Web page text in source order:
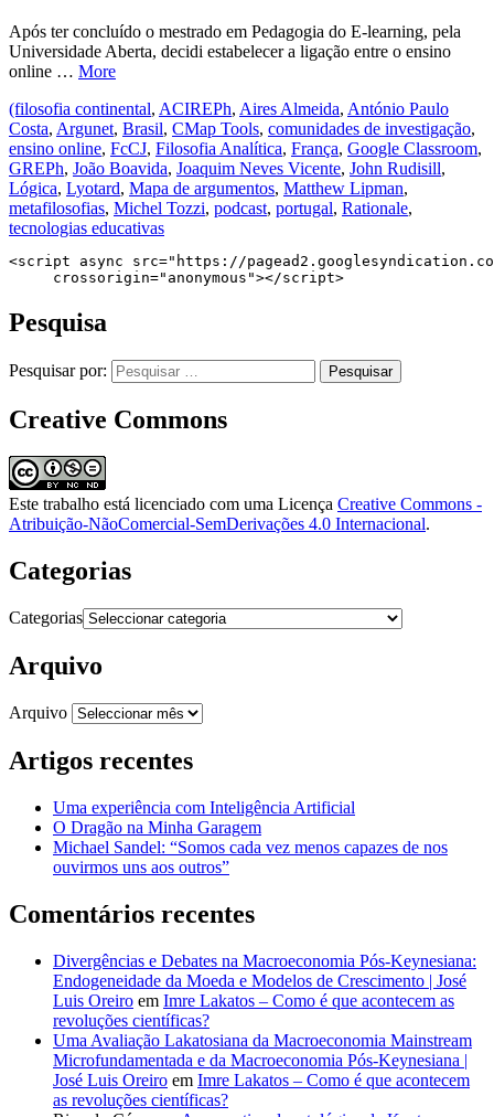
Após ter concluído o mestrado em Pedagogia do E-learning, pela
Universidade Aberta, decidi estabelecer a ligação entre o ensino
online … More
(filosofia continental, ACIREPh, Aires Almeida, António Paulo
Costa, Argunet, Brasil, CMap Tools, comunidades de investigação,
ensino online, FcCJ, Filosofia Analítica, França, Google Classroom,
GREPh, João Boavida, Joaquim Neves Vicente, John Rudisill,
Lógica, Lyotard, Mapa de argumentos, Matthew Lipman,
metafilosofias, Michel Tozzi, podcast, portugal, Rationale,
tecnologias educativas
<script async src="https://
     crossorigin="anonymous"></script>
Pesquisa
Pesquisar por:
Creative Commons
Este trabalho está licenciado com uma Licença Creative Commons -
Atribuição-NãoComercial-SemDerivações 4.0 Internacional.
Categorias
Categorias
Arquivo
Arquivo
Artigos recentes
Uma experiência com Inteligência Artificial
O Dragão na Minha Garagem
Michael Sandel: “Somos cada vez menos capazes de nos
ouvirmos uns aos outros”
Comentários recentes
Divergências e Debates na Macroeconomia Pós-Keynesiana:
Endogeneidade da Moeda e Modelos de Crescimento | José
Luis Oreiro em Imre Lakatos – Como é que acontecem as
revoluções científicas?
Uma Avaliação Lakatosiana da Macroeconomia Mainstream
Microfundamentada e da Macroeconomia Pós-Keynesiana |
José Luis Oreiro em Imre Lakatos – Como é que acontecem
as revoluções científicas?